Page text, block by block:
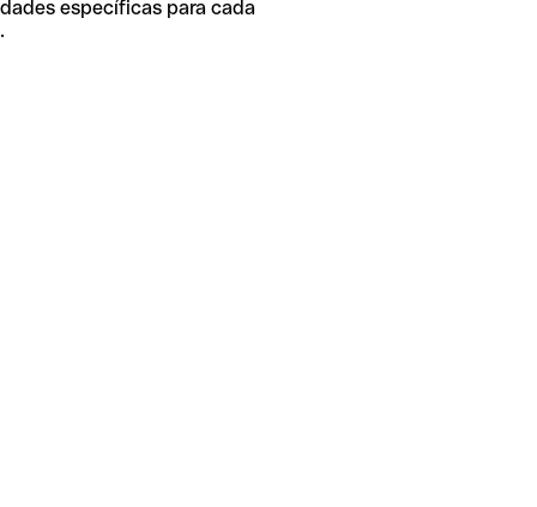
específicas para cada